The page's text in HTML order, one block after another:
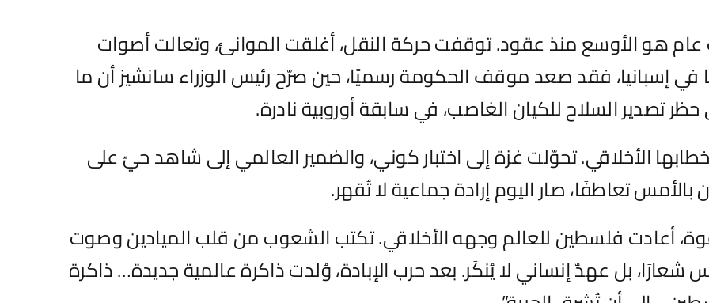
عام هو الأوسع منذ عقود. توقفت حركة النقل، أغلقت الموانئ، وتعالت أصوات
في إسبانيا، فقد صعد موقف الحكومة رسميًا، حين صرّح رئيس الوزراء سانشيز أن ما
تصدير السلاح للكيان الغاصب، في سابقة أوروبية نادرة.
الأخلاقي. تحوّلت غزة إلى اختبار كوني، والضمير العالمي إلى شاهد حيّ على
تعاطفًا، صار اليوم إرادة جماعية لا تُقهر.
أعادت فلسطين للعالم وجهه الأخلاقي. تكتب الشعوب من قلب الميادين وصوت
بل عهدٌ إنساني لا يُنكَر. بعد حرب الإبادة، وُلدت ذاكرة عالمية جديدة… ذاكرة